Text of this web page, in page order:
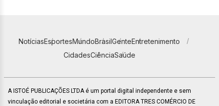
NotíciasEsportesMundoBrasilGenteEntretenimento
CidadesCiênciaSaúde
A ISTOÉ PUBLICAÇÕES LTDA é um portal digital independente e sem
vinculação editorial e societária com a EDITORA TRES COMÉRCIO DE